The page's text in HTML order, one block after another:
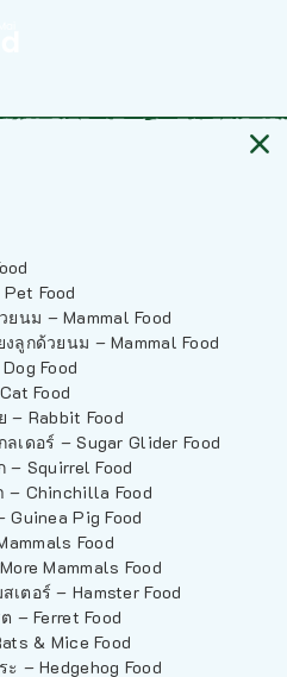
Food
ยนม – Mammal Food
ลูกด้วยนม – Mammal Food
Food
Food
– Rabbit Food
เดอร์ – Sugar Glider Food
– Squirrel Food
– Chinchilla Food
Guinea Pig Food
Food
Mammals Food
เตอร์ – Hamster Food
– Ferret Food
& Mice Food
– Hedgehog Food